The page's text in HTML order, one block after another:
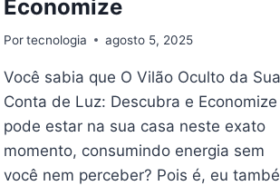
Economize
Por tecnologia agosto 5, 2025
Você sabia que O Vilão Oculto da
Conta de Luz: Descubra e Economize
pode estar na sua casa neste exato
momento, consumindo energia sem
você nem perceber? Pois é, eu